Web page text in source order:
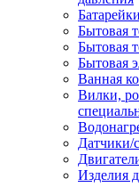
Бытовая
Бытовая
Бытовая
Ванная
Вилки,
Датчики/
Изделия